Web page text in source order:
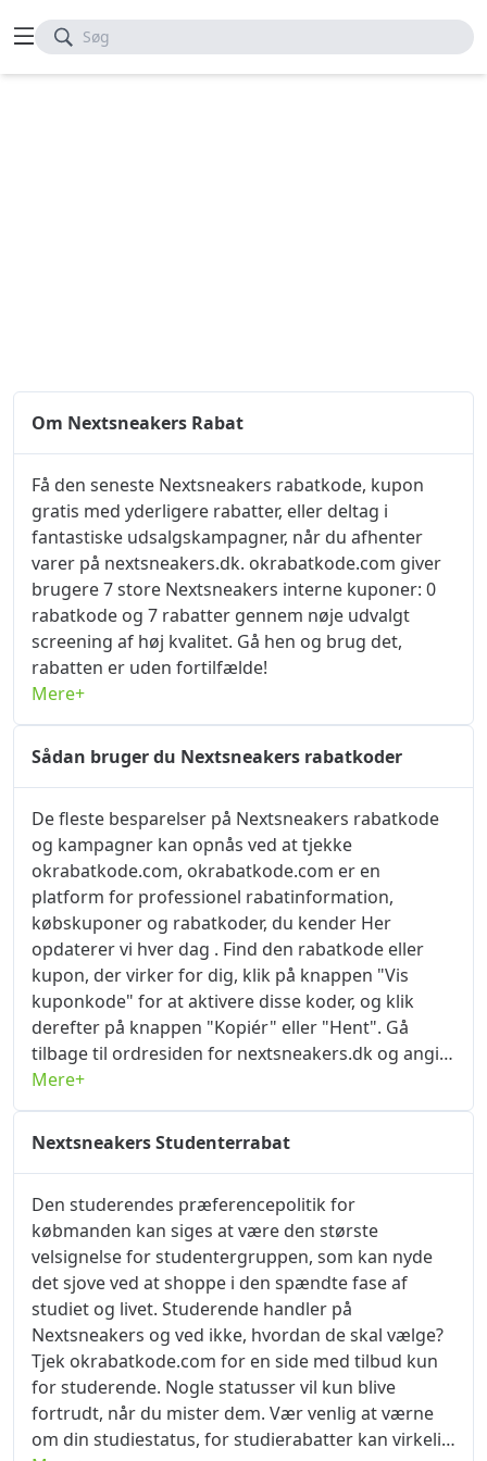
Søg
Om Nextsneakers Rabat
Få den seneste Nextsneakers rabatkode, kupon
gratis med yderligere rabatter, eller deltag i
fantastiske udsalgskampagner, når du afhenter
varer på nextsneakers.dk. okrabatkode.com giver
brugere 7 store Nextsneakers interne kuponer: 0
rabatkode og 7 rabatter gennem nøje udvalgt
screening af høj kvalitet. Gå hen og brug det,
rabatten er uden fortilfælde!
Mere+
Sådan bruger du Nextsneakers rabatkoder
De fleste besparelser på Nextsneakers rabatkode
og kampagner kan opnås ved at tjekke
okrabatkode.com, okrabatkode.com er en
platform for professionel rabatinformation,
købskuponer og rabatkoder, du kender Her
opdaterer vi hver dag . Find den rabatkode eller
kupon, der virker for dig, klik på knappen "Vis
kuponkode" for at aktivere disse koder, og klik
derefter på knappen "Kopiér" eller "Hent". Gå
tilbage til ordresiden for nextsneakers.dk og angiv
din leveringsadresse og betalingsoplysninger for
at afgive din ordre med det samme. Find siden
"Indtast rabatkode/kontantkupon" eller "Indtast
Nextsneakers rabatkode og kampagner kan opnås
ved at tjekke okrabatkode.com, okrabatkode.com
er en platform for professionel rabatinformation,
købskuponer og rabatkoder, du kender Her
opdaterer vi hver dag .
Mere+
Nextsneakers Studenterrabat
Den studerendes præferencepolitik for
købmanden kan siges at være den største
velsignelse for studentergruppen, som kan nyde
det sjove ved at shoppe i den spændte fase af
studiet og livet. Studerende handler på
Nextsneakers og ved ikke, hvordan de skal vælge?
Tjek okrabatkode.com for en side med tilbud kun
for studerende. Nogle statusser vil kun blive
fortrudt, når du mister dem. Vær venlig at værne
om din studiestatus, for studierabatter kan virkelig